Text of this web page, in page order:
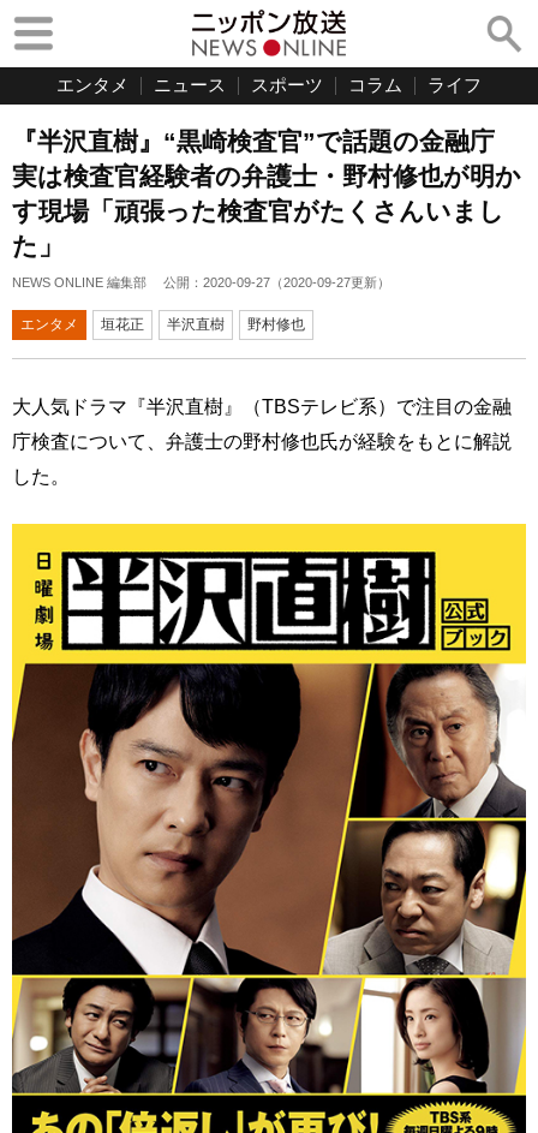
エンタメ ニュース スポーツ コラム ライフ
『半沢直樹』“黒崎検査官”で話題の金融庁
実は検査官経験者の弁護士・野村修也が明か
す現場「頑張った検査官がたくさんいまし
た」
NEWS ONLINE 編集部 公開： 2020-09-27 （2020-09-27更新）
エンタメ 垣花正 半沢直樹 野村修也
大人気ドラマ『半沢直樹』（TBSテレビ系）で注目の金融
庁検査について、弁護士の野村修也氏が経験をもとに解説
した。